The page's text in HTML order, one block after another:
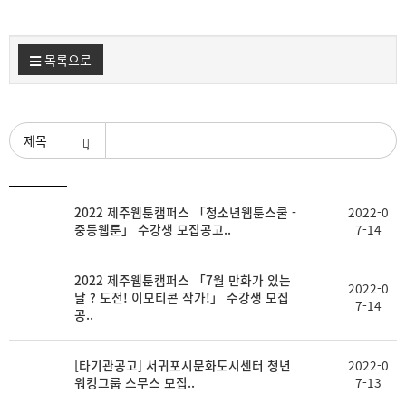
목록으로
검색조건
2022 제주웹툰캠퍼스 「청소년웹툰스쿨 -
중등웹툰」 수강생 모집공고..
2022-0
7-14
2022 제주웹툰캠퍼스 「7월 만화가 있는
날 ? 도전! 이모티콘 작가!」 수강생 모집
공..
2022-0
7-14
[타기관공고] 서귀포시문화도시센터 청년
워킹그룹 스무스 모집..
2022-0
7-13